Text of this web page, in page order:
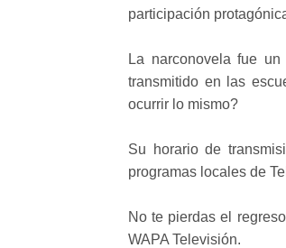
participación
La narconovela fue
transmitido en las
ocurrir lo mismo?
Su horario de
programas locales de
No te pierdas el
WAPA Televisión.